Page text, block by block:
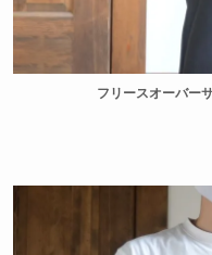
フリースオーバー